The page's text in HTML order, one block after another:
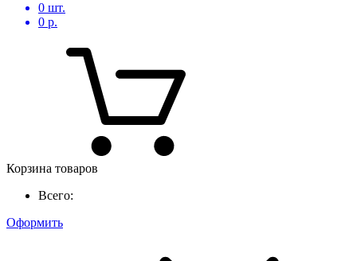
0 шт.
0 р.
Корзина товаров
Всего:
Оформить